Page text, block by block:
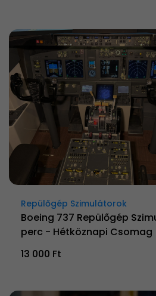
Repülőgép Szimulátorok
Boeing 737 Repülőgép
perc - Hétköznapi Csomag
13 000 Ft